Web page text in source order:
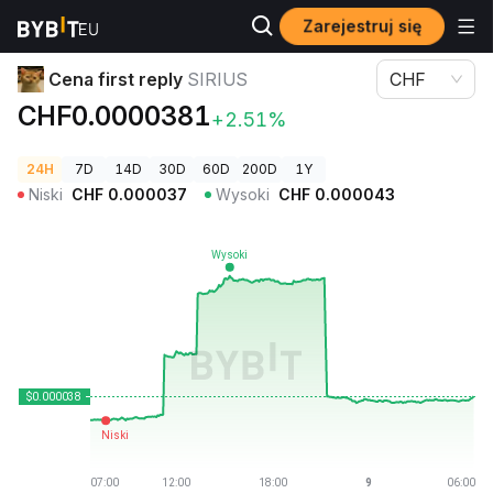
Zarejestruj się
Ceny kryptowalut Cena first reply SIRIUS
Cena first reply SIRIUS
CHF0.0000381+2.51%
CHF
24H 7D 14D 30D 60D 200D 1Y
Niski CHF 0.000037 Wysoki CHF 0.000043